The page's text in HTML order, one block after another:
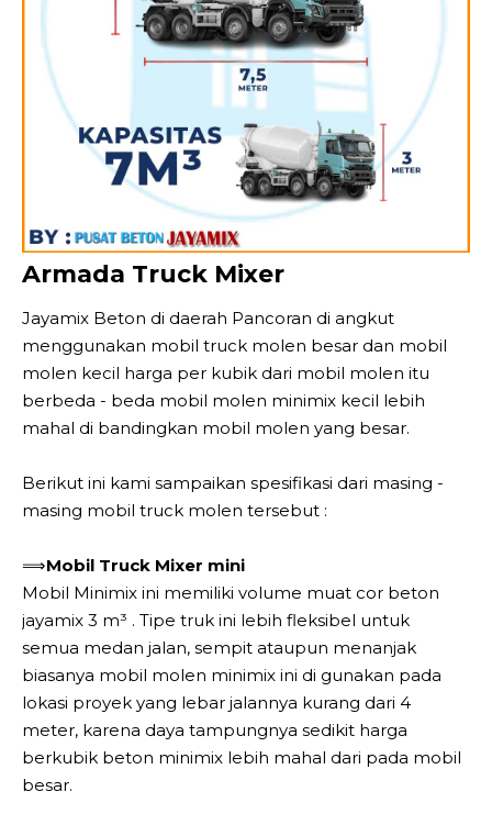
Armada Truck Mixer
Jayamix Beton di daerah Pancoran di angkut
menggunakan mobil truck molen besar dan mobil
molen kecil harga per kubik dari mobil molen itu
berbeda - beda mobil molen minimix kecil lebih
mahal di bandingkan mobil molen yang besar.
Berikut ini kami sampaikan spesifikasi dari masing -
masing mobil truck molen tersebut :
⟹Mobil Truck Mixer mini
Mobil Minimix ini memiliki volume muat cor beton
jayamix 3 m³ . Tipe truk ini lebih fleksibel untuk
semua medan jalan, sempit ataupun menanjak
biasanya mobil molen minimix ini di gunakan pada
lokasi proyek yang lebar jalannya kurang dari 4
meter, karena daya tampungnya sedikit harga
berkubik beton minimix lebih mahal dari pada mobil
besar.